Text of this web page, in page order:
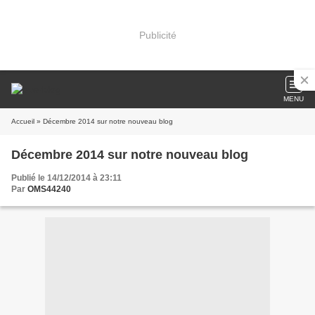
Publicité
MENU
Accueil » Décembre 2014 sur notre nouveau blog
Décembre 2014 sur notre nouveau blog
Publié le 14/12/2014 à 23:11
Par OMS44240